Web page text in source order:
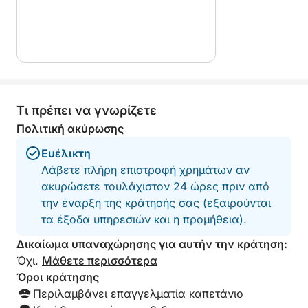
σας για να σας προσφέρει μια εξατομικευμένη και
⸻
🍾 ΕΠΙΛΟΓΕΣ
Για να κάνετε την εμπειρία σας ακόμα πιο
ευχάριστη:
• Απεριτίφ εν πλω (αφρώδης οίνος + απεριτίφ): +
€45
• Εξατομικευμένος σχεδιασμός εκδηλώσεων
κατόπιν αιτήματος (γενέθλια, έκπληξη,
Τι πρέπει να γνωρίζετε
Πολιτική ακύρωσης
Ευέλικτη
Λάβετε πλήρη επιστροφή χρημάτων αν
ακυρώσετε τουλάχιστον 24 ώρες πριν από
την έναρξη της κράτησής σας (εξαιρούνται
τα έξοδα υπηρεσιών και η προμήθεια).
Δικαίωμα υπαναχώρησης για αυτήν την κράτηση:
Όχι. Μάθετε περισσότερα
Όροι κράτησης
Περιλαμβάνει επαγγελματία καπετάνιο